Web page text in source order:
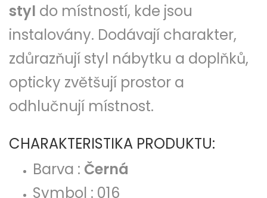
styl do místností, kde jsou
instalovány. Dodávají charakter,
zdůrazňují styl nábytku a doplňků,
opticky zvětšují prostor a
odhlučnují místnost.
CHARAKTERISTIKA PRODUKTU:
Barva : Černá
Symbol : 016